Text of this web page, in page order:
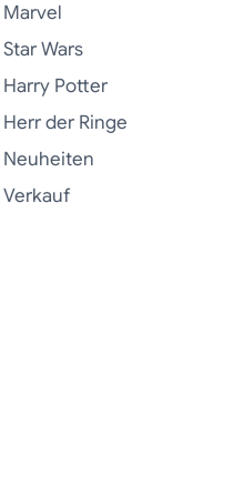
Marvel
Star Wars
Harry Potter
Herr der Ringe
Neuheiten
Verkauf